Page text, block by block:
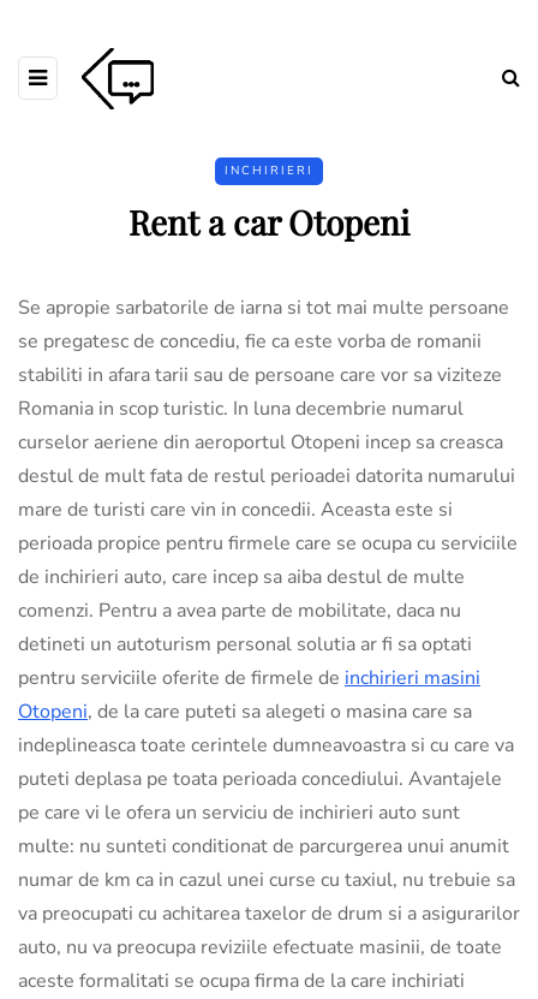
INCHIRIERI
Rent a car Otopeni
Se apropie sarbatorile de iarna si tot mai multe persoane
se pregatesc de concediu, fie ca este vorba de romanii
stabiliti in afara tarii sau de persoane care vor sa viziteze
Romania in scop turistic. In luna decembrie numarul
curselor aeriene din aeroportul Otopeni incep sa creasca
destul de mult fata de restul perioadei datorita numarului
mare de turisti care vin in concedii. Aceasta este si
perioada propice pentru firmele care se ocupa cu serviciile
de inchirieri auto, care incep sa aiba destul de multe
comenzi. Pentru a avea parte de mobilitate, daca nu
detineti un autoturism personal solutia ar fi sa optati
pentru serviciile oferite de firmele de inchirieri masini
Otopeni, de la care puteti sa alegeti o masina care sa
indeplineasca toate cerintele dumneavoastra si cu care va
puteti deplasa pe toata perioada concediului. Avantajele
pe care vi le ofera un serviciu de inchirieri auto sunt
multe: nu sunteti conditionat de parcurgerea unui anumit
numar de km ca in cazul unei curse cu taxiul, nu trebuie sa
va preocupati cu achitarea taxelor de drum si a asigurarilor
auto, nu va preocupa reviziile efectuate masinii, de toate
aceste formalitati se ocupa firma de la care inchiriati